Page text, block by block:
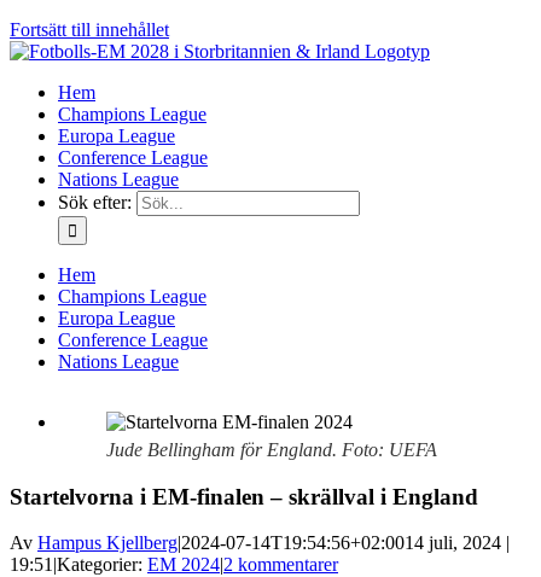
Fortsätt till innehållet
Hem
Champions League
Europa League
Conference League
Nations League
Sök efter:
Hem
Champions League
Europa League
Conference League
Nations League
Jude Bellingham för England. Foto: UEFA
Startelvorna i EM-finalen – skrällval i England
Av Hampus Kjellberg|2024-07-14T19:54:56+02:0014 juli, 2024 |
19:51|Kategorier: EM 2024|2 kommentarer